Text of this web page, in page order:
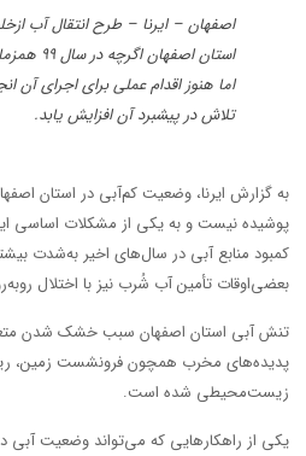
اصفهان – ایرنا – طرح انتقال آب
استان
اما هنوز اقدام عملی برای اجرای آن
تلاش در پیشبرد آن افزایش یابد.
به گزارش ایرنا، وضعیت کم‌آبی در استان
پوشیده نیست و به یکی از مشکلات
کمبود منابع آبی در سال‌های اخیر به‌شدت
بعضی‌اوقات تأمین آب شُرب نیز با اختلال
تنش آبی استان اصفهان سبب خشک شدن
پدیده‌های مخرب همچون فرونشست زمین،
زیست‌محیطی شده است.
یکی از راهکارهایی که می‌تواند وضعیت آبی